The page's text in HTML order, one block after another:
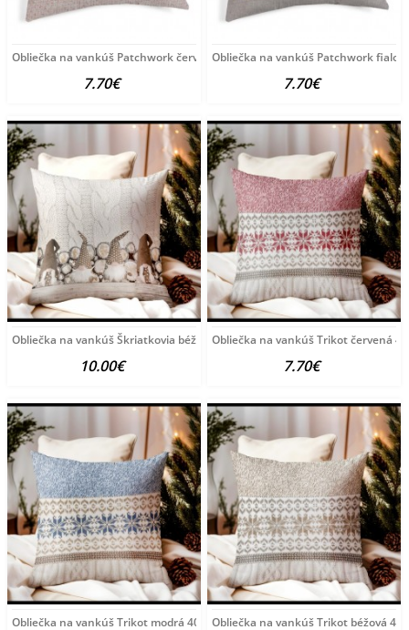
Obliečka na vankúš Patchwork červená 40x40 cm Made
7.70€
Obliečka na vankúš Patchwork
7.70€
Obliečka na vankúš Škriatkovia béžová 40x40 cm Made
10.00€
Obliečka na vankúš Trikot červená
7.70€
Obliečka na vankúš Trikot modrá 40x40 cm Made in Italy,
Obliečka na vankúš Trikot béžová